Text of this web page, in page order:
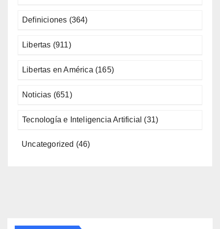
Definiciones (364)
Libertas (911)
Libertas en América (165)
Noticias (651)
Tecnología e Inteligencia Artificial (31)
Uncategorized (46)